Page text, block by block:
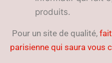
produits.
Pour un site de qualité,
parisienne qui saura vous